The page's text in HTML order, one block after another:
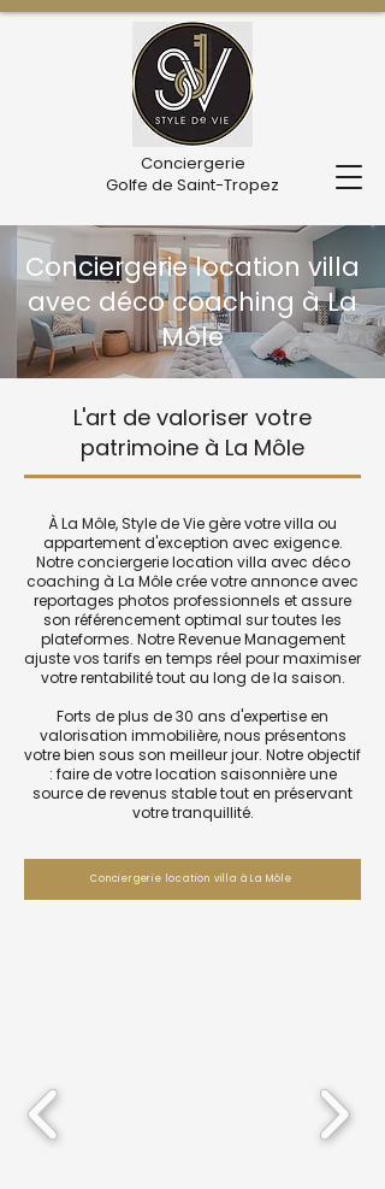
Conciergerie
Golfe de Saint-Tropez
Conciergerie location villa
avec déco coaching à La
Môle
L'art de valoriser votre
patrimoine à La Môle
À La Môle, Style de Vie gère votre villa ou
appartement d'exception avec exigence.
Notre conciergerie location villa avec déco
coaching à La Môle crée votre annonce avec
reportages photos professionnels et assure
son référencement optimal sur toutes les
plateformes. Notre Revenue Management
ajuste vos tarifs en temps réel pour maximiser
votre rentabilité tout au long de la saison.
Forts de plus de 30 ans d'expertise en
valorisation immobilière, nous présentons
votre bien sous son meilleur jour. Notre objectif
: faire de votre location saisonnière une
source de revenus stable tout en préservant
votre tranquillité.
Conciergerie location villa à La Môle